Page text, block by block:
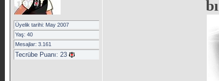
Üyelik tarihi: May 2007
Yaş: 40
Mesajlar: 3.161
Tecrübe Puanı: 23